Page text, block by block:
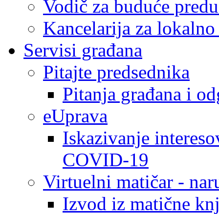
Vodič za buduće
Kancelarija za
Servisi građana
Pitajte predsednika
Pitanja građana i
eUprava
Iskazivanje
COVID-19
Virtuelni matičar -
Izvod iz matične